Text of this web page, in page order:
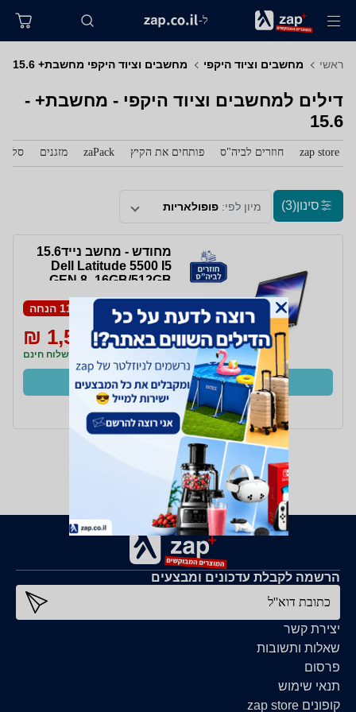
ל-
ראשי מחשבים וציוד היקפי מחשבים וציוד היקפי מחשבת+ 15.6
דילים למחשבים וציוד היקפי - מחשבת+ -
15.6
zap store חוזרים לביה"ס פותחים את הקיץ zaPack מזגנים
סינון(3) מיון לפי: פופולאריות
מחודש - מחשב נייד15.6
Dell Latitude 5500 I5
GEN 8 -16GB/512GB
SSD WIN 10 PRO
11% הנחה
1,799 ₪
1,599 ₪
משלוח חינם
קנו עכשיו
ב- מחשבת+
יצירת קשר
שאלות ותשובות
פרסום
תנאי שימוש
קופונים zap store
הרשמה לקבלת עדכונים ומבצעים
כתובת דוא''ל